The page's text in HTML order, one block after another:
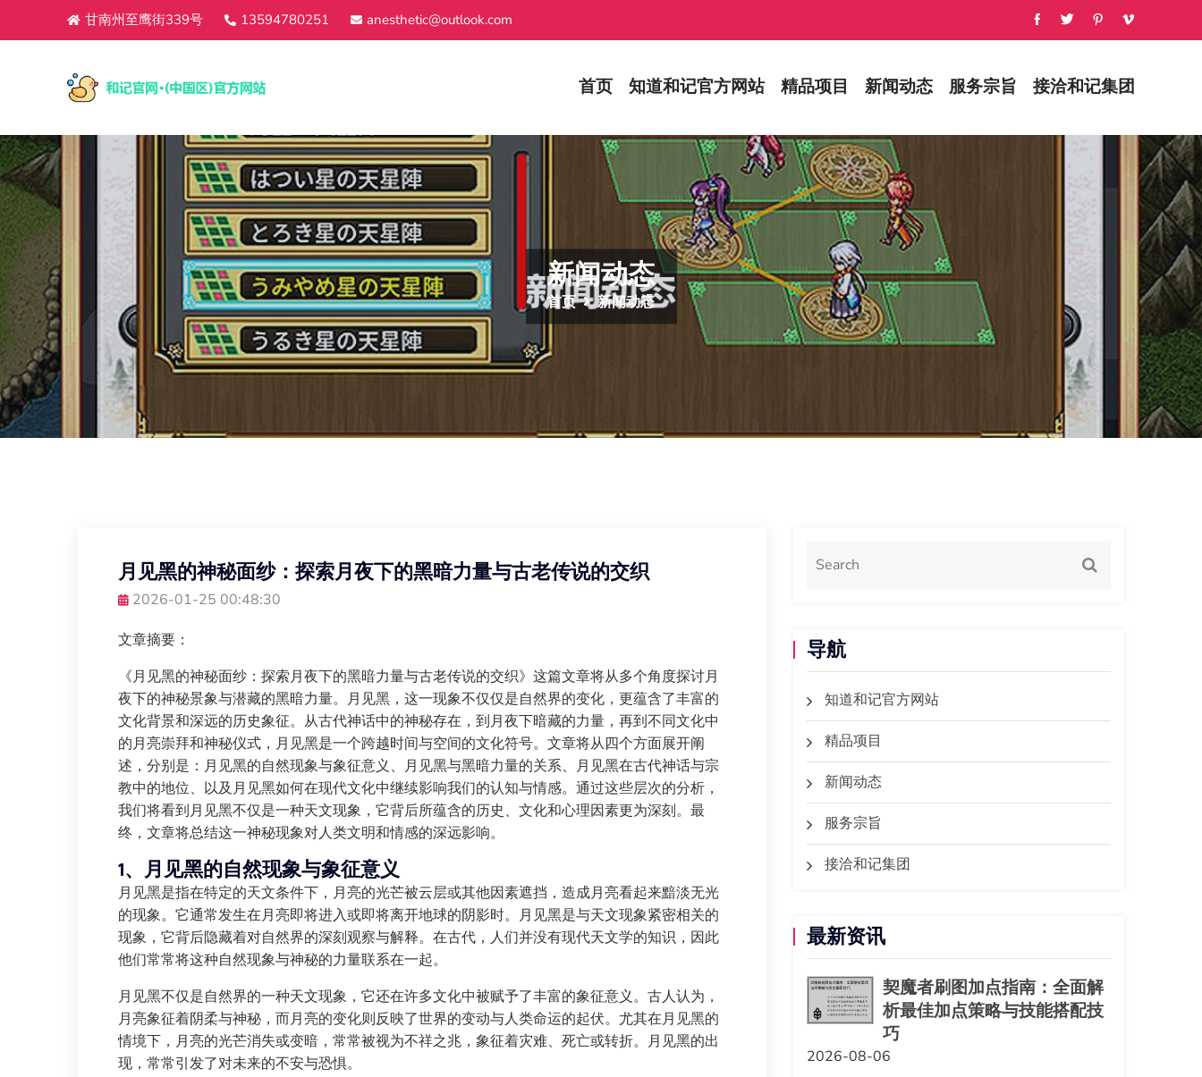
甘南州至鹰街339号 13594780251 anesthetic@outlook.com
首页 知道和记官方网站 精品项目 新闻动态 服务宗旨 接洽和记集团
新闻动态
首页 新闻动态
月见黑的神秘面纱：探索月夜下的黑暗力量与古老传说的交织
2026-01-25 00:48:30
文章摘要：
《月见黑的神秘面纱：探索月夜下的黑暗力量与古老传说的交织》这篇文章将从多个角度探讨月
夜下的神秘景象与潜藏的黑暗力量。月见黑，这一现象不仅仅是自然界的变化，更蕴含了丰富的
文化背景和深远的历史象征。从古代神话中的神秘存在，到月夜下暗藏的力量，再到不同文化中
的月亮崇拜和神秘仪式，月见黑是一个跨越时间与空间的文化符号。文章将从四个方面展开阐
述，分别是：月见黑的自然现象与象征意义、月见黑与黑暗力量的关系、月见黑在古代神话与宗
教中的地位、以及月见黑如何在现代文化中继续影响我们的认知与情感。通过这些层次的分析，
我们将看到月见黑不仅是一种天文现象，它背后所蕴含的历史、文化和心理因素更为深刻。最
终，文章将总结这一神秘现象对人类文明和情感的深远影响。
1、月见黑的自然现象与象征意义
月见黑是指在特定的天文条件下，月亮的光芒被云层或其他因素遮挡，造成月亮看起来黯淡无光
的现象。它通常发生在月亮即将进入或即将离开地球的阴影时。月见黑是与天文现象紧密相关的
现象，它背后隐藏着对自然界的深刻观察与解释。在古代，人们并没有现代天文学的知识，因此
他们常常将这种自然现象与神秘的力量联系在一起。
月见黑不仅是自然界的一种天文现象，它还在许多文化中被赋予了丰富的象征意义。古人认为，
月亮象征着阴柔与神秘，而月亮的变化则反映了世界的变动与人类命运的起伏。尤其在月见黑的
情境下，月亮的光芒消失或变暗，常常被视为不祥之兆，象征着灾难、死亡或转折。月见黑的出
现，常常引发了对未来的不安与恐惧。
导航
知道和记官方网站
精品项目
新闻动态
服务宗旨
接洽和记集团
最新资讯
契魔者刷图加点指南：全面解
析最佳加点策略与技能搭配技
巧
2026-08-06